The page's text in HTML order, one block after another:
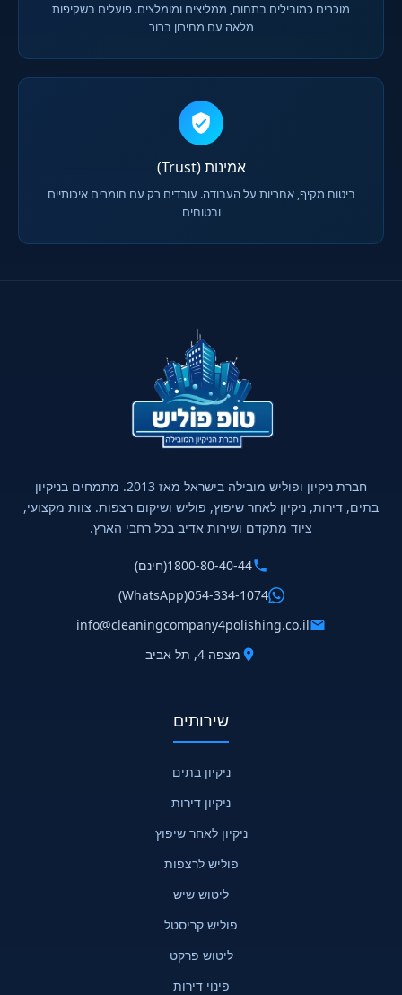
מוכרים כמובילים בתחום, ממליצים ומומלצים. פועלים בשקיפות
מלאה עם מחירון ברור
אמינות (Trust)
ביטוח מקיף, אחריות על העבודה. עובדים רק עם חומרים איכותיים
ובטוחים
חברת ניקיון ופוליש מובילה בישראל מאז 2013. מתמחים בניקיון
בתים, דירות, ניקיון לאחר שיפוץ, פוליש ושיקום רצפות. צוות מקצועי,
ציוד מתקדם ושירות אדיב בכל רחבי הארץ.
1800-80-40-44(חינם)
054-334-1074
(WhatsApp)
info@cleaningcompany4polishing.co.il
מצפה 4, תל אביב
שירותים
ניקיון בתים
ניקיון דירות
ניקיון לאחר שיפוץ
פוליש לרצפות
ליטוש שיש
פוליש קריסטל
ליטוש פרקט
פינוי דירות